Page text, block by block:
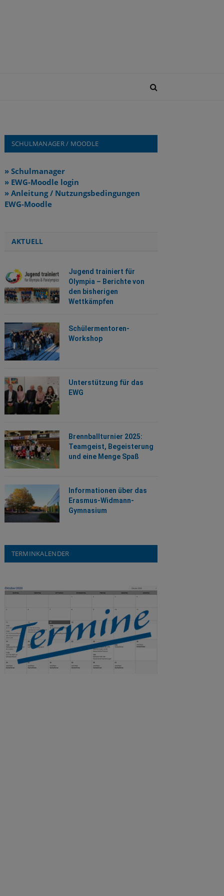
SCHULMANAGER / MOODLE
» Schulmanager
» EWG-Moodle login
» Anleitung / Nutzungsbedingungen
EWG-Moodle
AKTUELL
Jugend trainiert für
Olympia – Berichte von
den bisherigen
Wettkämpfen
Schülermentoren-
Workshop
Unterstützung für das
EWG
Brennballturnier 2025:
Teamgeist, Begeisterung
und eine Menge Spaß
Informationen über das
Erasmus-Widmann-
Gymnasium
TERMINKALENDER